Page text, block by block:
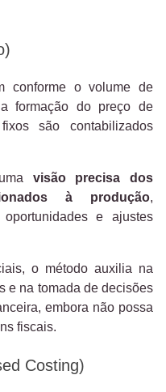
conforme o volume de
formação do preço de
são contabilizados
visão precisa dos
à produção,
e ajustes
o método auxilia na
e na tomada de decisões
embora não possa
fiscais.
Costing)